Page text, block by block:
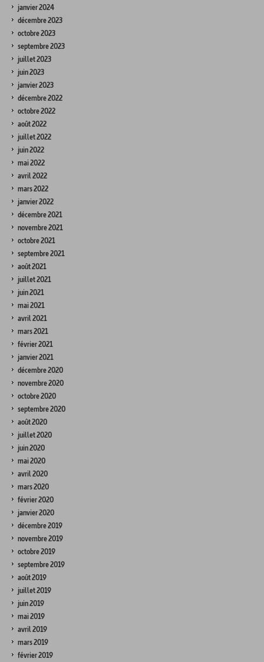
janvier 2024
décembre 2023
octobre 2023
septembre 2023
juillet 2023
juin 2023
janvier 2023
décembre 2022
octobre 2022
août 2022
juillet 2022
juin 2022
mai 2022
avril 2022
mars 2022
janvier 2022
décembre 2021
novembre 2021
octobre 2021
septembre 2021
août 2021
juillet 2021
juin 2021
mai 2021
avril 2021
mars 2021
février 2021
janvier 2021
décembre 2020
novembre 2020
octobre 2020
septembre 2020
août 2020
juillet 2020
juin 2020
mai 2020
avril 2020
mars 2020
février 2020
janvier 2020
décembre 2019
novembre 2019
octobre 2019
septembre 2019
août 2019
juillet 2019
juin 2019
mai 2019
avril 2019
mars 2019
février 2019